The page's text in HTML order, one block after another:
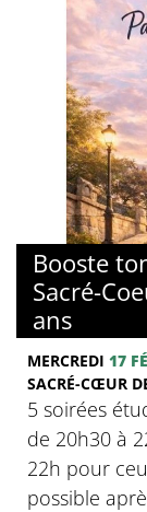
Booste
Sacré-
ans
MERCREDI 17
SACRÉ-CŒUR
5 soirées
de 20h30 à
22h pour
possible